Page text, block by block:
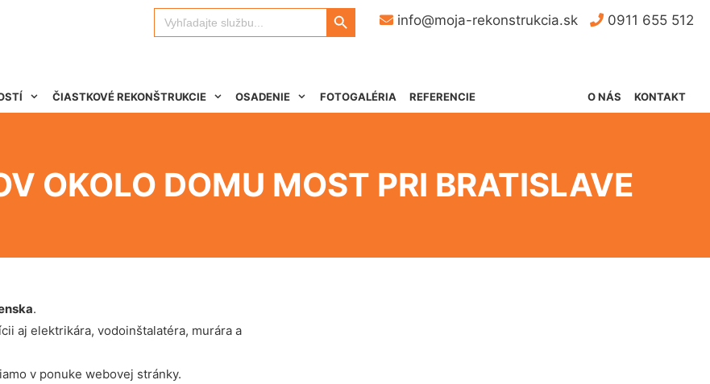
info@moja-rekonstrukcia.sk 0911 655 512
Search
for:
Search Button
ČIASTKOVÉ REKONŠTRUKCIE OSADENIE FOTOGALÉRIA REFERENCIE KONTAKT
O NÁS
OKOLO DOMU MOST PRI BRATISLAVE
.
aj elektrikára, vodoinštalatéra, murára a
v ponuke webovej stránky.